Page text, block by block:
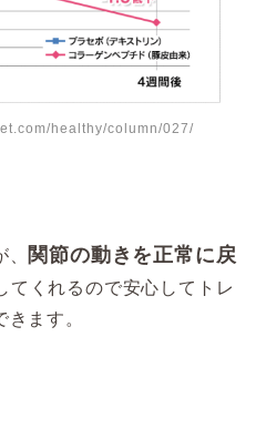
healthy/column/027/
関節の動きを正常に戻
てくれるので安心してトレ
ます。